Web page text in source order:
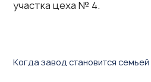
участка цеха № 4.
Когда завод становится семьей